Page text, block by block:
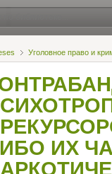
Уголовное право и
ИХ